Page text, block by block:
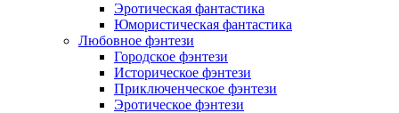
Эротическая фантастика
Юмористическая фантастика
Любовное фэнтези
Городское фэнтези
Историческое фэнтези
Приключенческое фэнтези
Эротическое фэнтези